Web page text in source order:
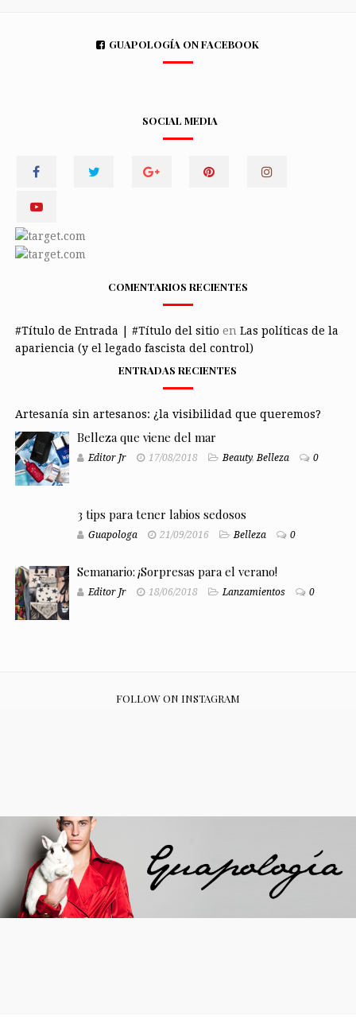
GUAPOLOGÍA ON FACEBOOK
SOCIAL MEDIA
COMENTARIOS RECIENTES
#Título de Entrada | #Título del sitio en Las políticas de la
apariencia (y el legado fascista del control)
ENTRADAS RECIENTES
Artesanía sin artesanos: ¿la visibilidad que queremos?
Belleza que viene del mar
Editor Jr 17/08/2018 Beauty,Belleza 0
3 tips para tener labios sedosos
Guapologa 21/09/2016 Belleza 0
Semanario: ¡Sorpresas para el verano!
Editor Jr 18/06/2018 Lanzamientos 0
FOLLOW ON INSTAGRAM